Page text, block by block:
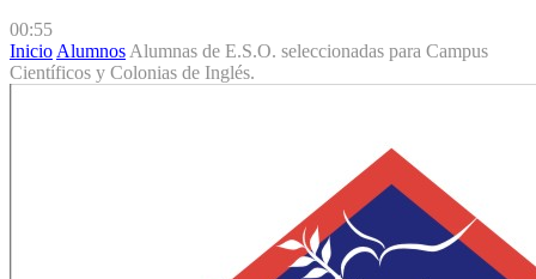
00:55
Inicio Alumnos Alumnas de E.S.O. seleccionadas para Campus
Científicos y Colonias de Inglés.